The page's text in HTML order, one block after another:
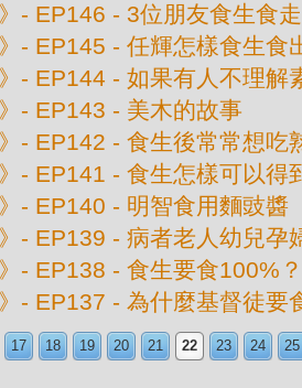
- EP146 - 3位朋友食生食
- EP145 - 任輝怎樣食生食
- EP144 - 如果有人不理解
- EP143 - 美木的故事
- EP142 - 食生後常常想吃
- EP141 - 食生怎樣可以得
- EP140 - 明智食用麵豉醬
- EP139 - 病者老人幼兒孕
- EP138 - 食生要食100%？
- EP137 - 為什麼基督徒要
17 18 19 20 21 22 23 24 25